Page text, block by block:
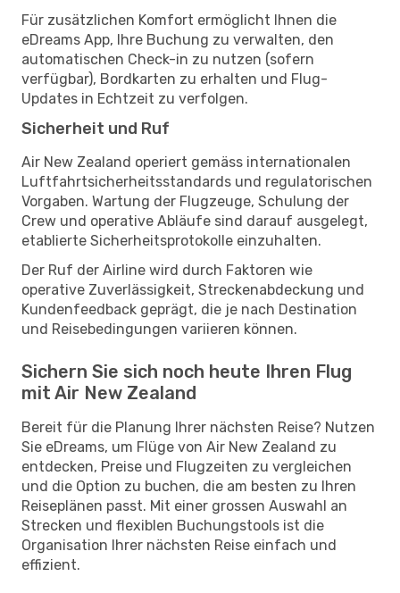
Für zusätzlichen Komfort ermöglicht Ihnen die
eDreams App, Ihre Buchung zu verwalten, den
automatischen Check-in zu nutzen (sofern
verfügbar), Bordkarten zu erhalten und Flug-
Updates in Echtzeit zu verfolgen.
Sicherheit und Ruf
Air New Zealand operiert gemäss internationalen
Luftfahrtsicherheitsstandards und regulatorischen
Vorgaben. Wartung der Flugzeuge, Schulung der
Crew und operative Abläufe sind darauf ausgelegt,
etablierte Sicherheitsprotokolle einzuhalten.
Der Ruf der Airline wird durch Faktoren wie
operative Zuverlässigkeit, Streckenabdeckung und
Kundenfeedback geprägt, die je nach Destination
und Reisebedingungen variieren können.
Sichern Sie sich noch heute Ihren Flug
mit Air New Zealand
Bereit für die Planung Ihrer nächsten Reise? Nutzen
Sie eDreams, um Flüge von Air New Zealand zu
entdecken, Preise und Flugzeiten zu vergleichen
und die Option zu buchen, die am besten zu Ihren
Reiseplänen passt. Mit einer grossen Auswahl an
Strecken und flexiblen Buchungstools ist die
Organisation Ihrer nächsten Reise einfach und
effizient.